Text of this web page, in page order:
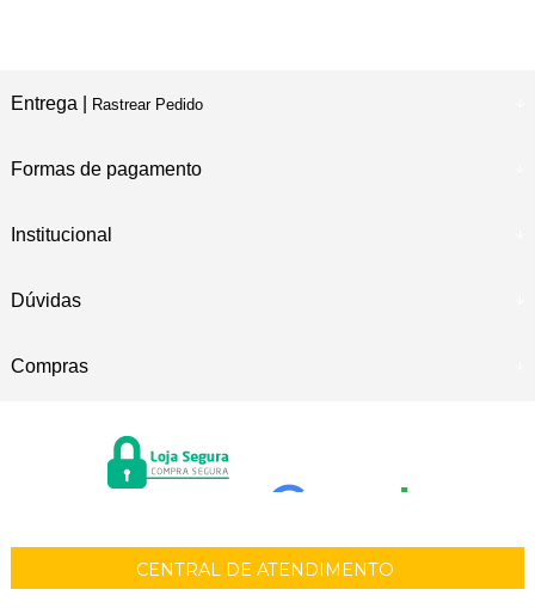
Entrega | Rastrear Pedido
Formas de pagamento
Institucional
Dúvidas
Compras
CENTRAL DE ATENDIMENTO